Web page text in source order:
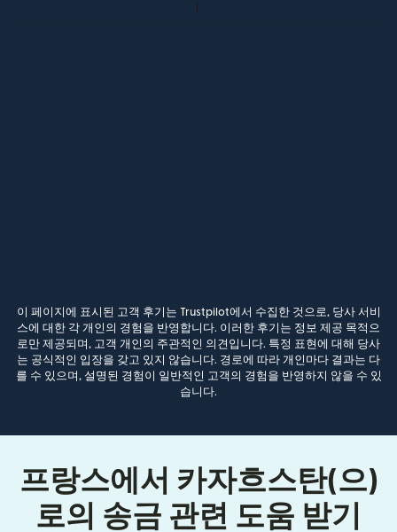
이 페이지에 표시된 고객 후기는 Trustpilot에서 수집한 것으로, 당사 서비
스에 대한 각 개인의 경험을 반영합니다. 이러한 후기는 정보 제공 목적으
로만 제공되며, 고객 개인의 주관적인 의견입니다. 특정 표현에 대해 당사
는 공식적인 입장을 갖고 있지 않습니다. 경로에 따라 개인마다 결과는 다
를 수 있으며, 설명된 경험이 일반적인 고객의 경험을 반영하지 않을 수 있
습니다.
프랑스에서 카자흐스탄(으)
로의 송금 관련 도움 받기